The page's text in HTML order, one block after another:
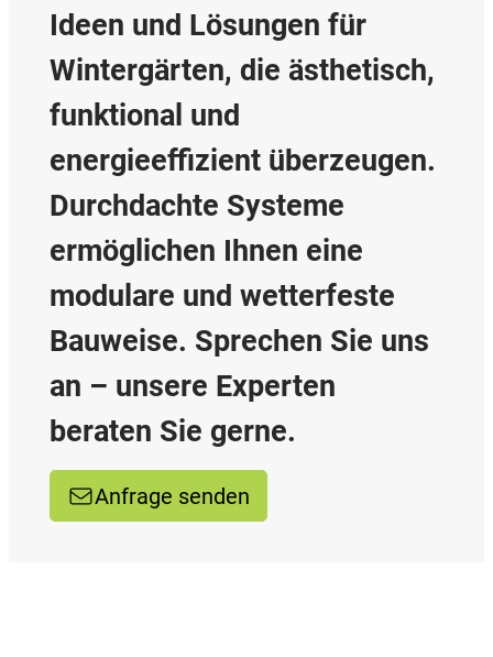
Ideen und Lösungen für
Wintergärten, die ästhetisch,
funktional und
energieeffizient überzeugen.
Durchdachte Systeme
ermöglichen Ihnen eine
modulare und wetterfeste
Bauweise. Sprechen Sie uns
an – unsere Experten
beraten Sie gerne.
Anfrage senden